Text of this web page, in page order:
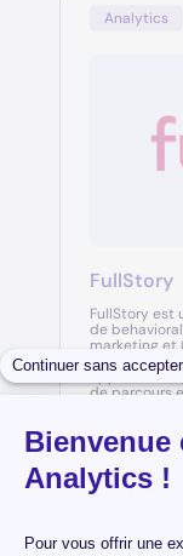
Analytics
FullStory
FullStory est
de
marketing et
applications,
de parcours